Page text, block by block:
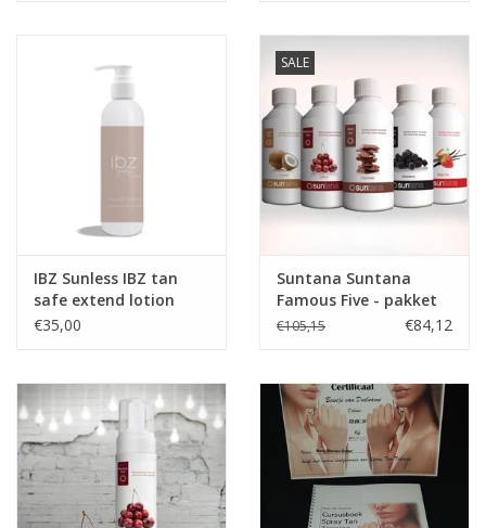
IBZ Sunless IBZ tan
safe extend lotion
200ml
€35,00
SALE
Suntana Suntana
Famous Five - pakket
€105,15 €84,12